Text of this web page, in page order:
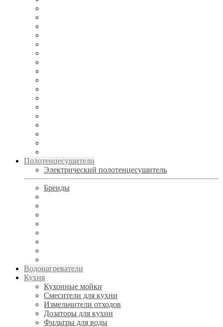
Полотенцесушители
Электрический полотенцесушитель
Бренды
Водонагреватели
Кухня
Кухонные мойки
Смесители для кухни
Измельчители отходов
Дозаторы для кухни
Фильтры для воды